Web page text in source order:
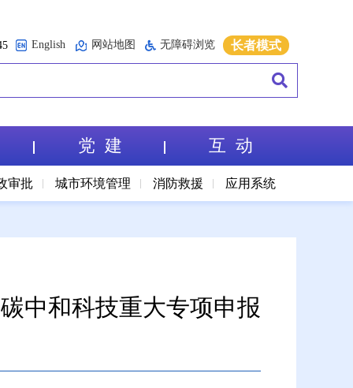
English 网站地图 无障碍浏览 长者模式
审批 城市环境管理 消防救援 应用系统
党 建 互 动
中和科技重大专项申报